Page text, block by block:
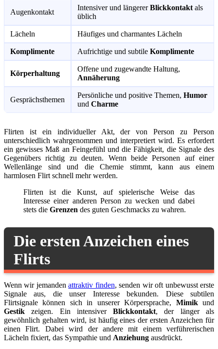
Augenkontakt
Intensiver und längererBlickkontakt als
üblich
Lächeln Häufiges und charmantes Lächeln
Komplimente Aufrichtige und subtile Komplimente
Körperhaltung
Offene und zugewandte Haltung,
Annäherung
Gesprächsthemen
Persönliche und positive Themen, Humor
und Charme
Flirten ist ein individueller Akt, der von Person zu Person
unterschiedlich wahrgenommen und interpretiert wird. Es erfordert
ein gewisses Maß an Feingefühl und die Fähigkeit, die Signale des
Gegenübers richtig zu deuten. Wenn beide Personen auf einer
Wellenlänge sind und die Chemie stimmt, kann aus einem
harmlosen Flirt schnell mehr werden.
Flirten ist die Kunst, auf spielerische Weise das
Interesse einer anderen Person zu wecken und dabei
stets die Grenzen des guten Geschmacks zu wahren.
Die ersten Anzeichen eines
Flirts
Wenn wir jemandenattraktiv finden, senden wir oft unbewusst erste
Signale aus, die unser Interesse bekunden. Diese subtilen
Flirtsignale können sich in unserer Körpersprache, Mimikund
Gestik zeigen. Ein intensiverBlickkontakt, der länger als
gewöhnlich gehalten wird, ist häufig eines der ersten Anzeichen für
einen Flirt. Dabei wird der andere mit einem verführerischen
Lächeln fixiert, das Sympathie und Anziehung ausdrückt.